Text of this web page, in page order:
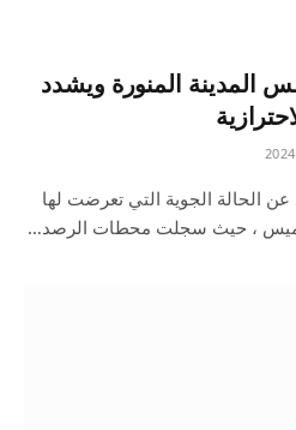
المدينة المنورة ويشدد
الحالة الجوية التي تعرضت لها
، حيث سجلت محطات الرصد…